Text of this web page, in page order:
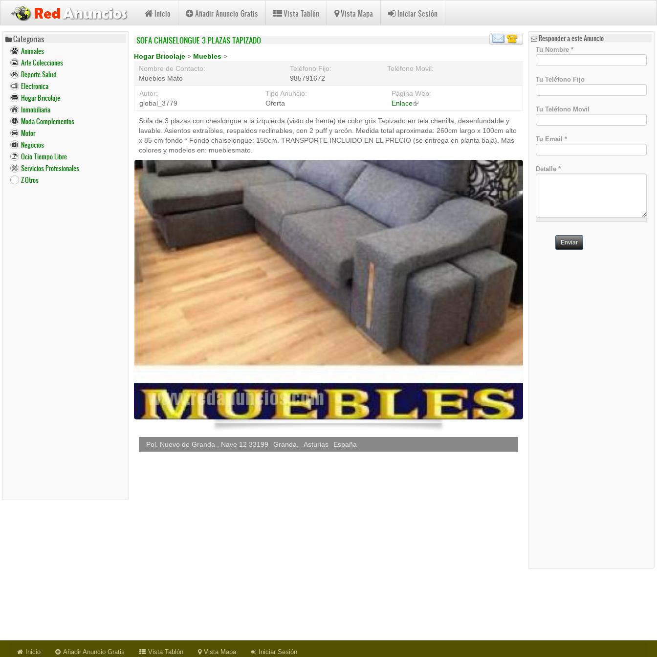
Pasar
contenido
principal
Inicio Añadir Anuncio Gratis Vista Tablón Vista Mapa Iniciar Sesión
Categorias
Animales
Arte Colecciones
Deporte Salud
Electronica
Hogar Bricolaje
Inmobiliaria
Moda Complementos
Motor
Negocios
Ocio Tiempo Libre
Servicios Profesionales
Z-Otros
SOFA CHAISELONGUE 3 PLAZAS TAPIZADO
Hogar Bricolaje > Muebles >
Nombre de Contacto:
Muebles Mato
Teléfono Fijo:
985791672
Teléfono Movil:
Autor:
global_3779
Tipo Anuncio:
Oferta
Página Web:
Enlace(link
external)
Sofa de 3 plazas con cheslongue a la izquierda (visto de frente) de color gris Tapizado en tela chenilla, desenfundable y
lavable. Asientos extraíbles, respaldos reclinables, con 2 puff y arcón. Medida total aproximada: 260cm largo x 100cm alto
x 85 cm fondo * Fondo chaiselongue: 150cm. TRANSPORTE INCLUIDO EN EL PRECIO (se entrega en planta baja). Mas
colores y modelos en: mueblesmato.
Pol. Nuevo de Granda , Nave 12 33199 Granda Asturias España
Responder a este Anuncio
Tu Nombre*
Tu Teléfono Fijo
Tu Teléfono Movil
Tu Email*
Detalle*
Enviar
Inicio Añadir Anuncio Gratis Vista Tablón Vista Mapa Iniciar Sesión